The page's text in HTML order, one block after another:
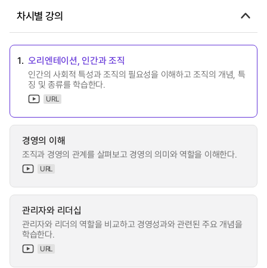
차시별 강의
1. 오리엔테이션, 인간과 조직
인간의 사회적 특성과 조직의 필요성을 이해하고 조직의 개념, 특
징 및 종류를 학습한다.
URL
경영의 이해
조직과 경영의 관계를 살펴보고 경영의 의미와 역할을 이해한다.
URL
관리자와 리더십
관리자와 리더의 역할을 비교하고 경영성과와 관련된 주요 개념을
학습한다.
URL